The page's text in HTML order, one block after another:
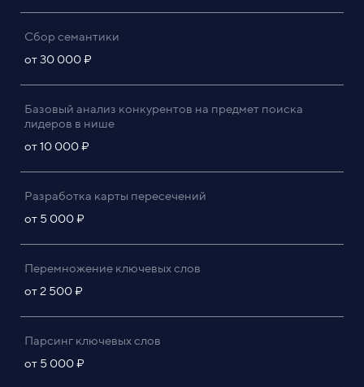
Сбор семантики
от 30 000 ₽
Базовый анализ конкурентов на предмет поиска
лидеров в нише
от 10 000 ₽
Разработка карты пересечений
от 5 000 ₽
Перемножение ключевых слов
от 2 500 ₽
Парсинг ключевых слов
от 5 000 ₽